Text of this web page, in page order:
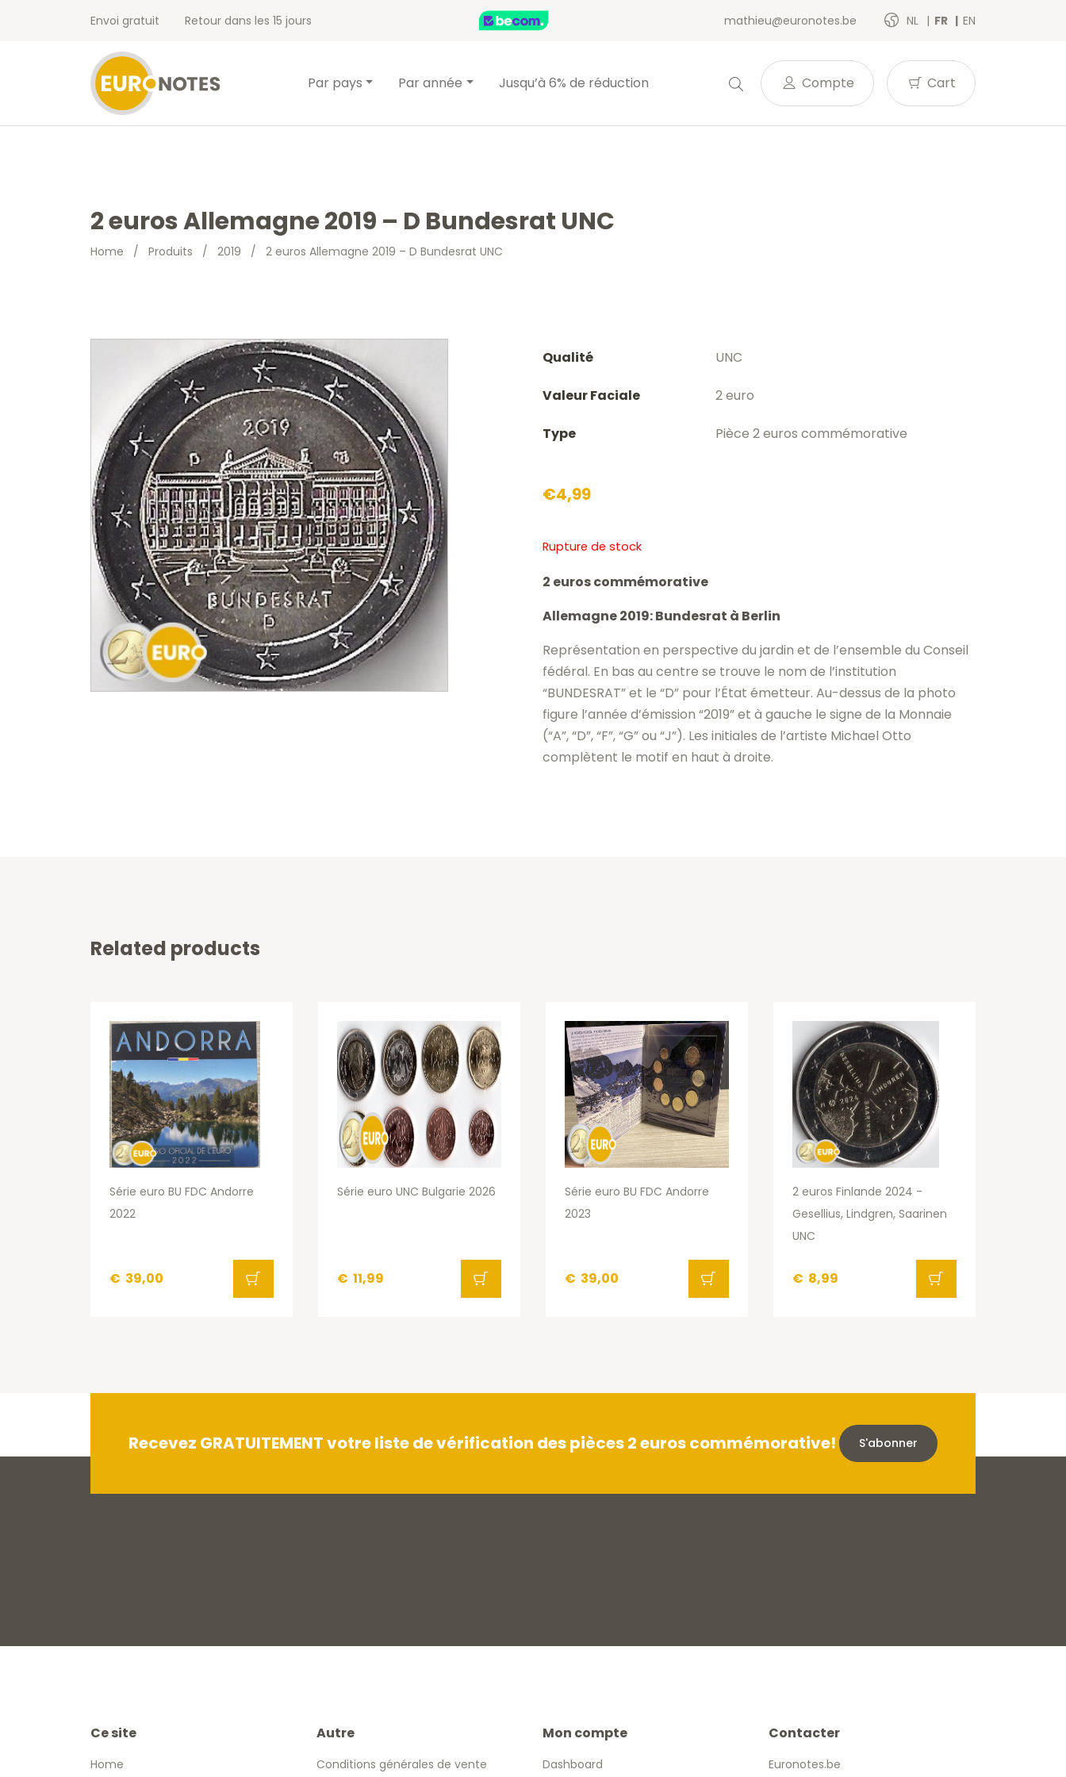
Envoi gratuit Retour dans les 15 jours mathieu@euronotes.be NL FR EN
Par pays Par année Jusqu’à 6% de réduction Compte Cart
2 euros Allemagne 2019 – D Bundesrat UNC
Home / Produits / 2019 / 2 euros Allemagne 2019 – D Bundesrat UNC
Qualité UNC
Valeur Faciale 2 euro
Type Pièce 2 euros commémorative
€4,99
Rupture de stock
2 euros commémorative
Allemagne 2019: Bundesrat à Berlin
Représentation en perspective du jardin et de l’ensemble du Conseil
fédéral. En bas au centre se trouve le nom de l’institution
“BUNDESRAT” et le “D” pour l’État émetteur. Au-dessus de la photo
figure l’année d’émission “2019” et à gauche le signe de la Monnaie
(“A”, “D”, “F”, “G” ou “J”). Les initiales de l’artiste Michael Otto
complètent le motif en haut à droite.
Related products
Série euro BU FDC Andorre
2022
€ 39,00
Série euro UNC Bulgarie 2026
€ 11,99
Série euro BU FDC Andorre
2023
€ 39,00
2 euros Finlande 2024 -
Gesellius, Lindgren, Saarinen
UNC
€ 8,99
Recevez GRATUITEMENT votre liste de vérification des pièces 2 euros commémorative! S'abonner
Ce site
Home
Autre
Conditions générales de vente
Mon compte
Dashboard
Contacter
Euronotes.be